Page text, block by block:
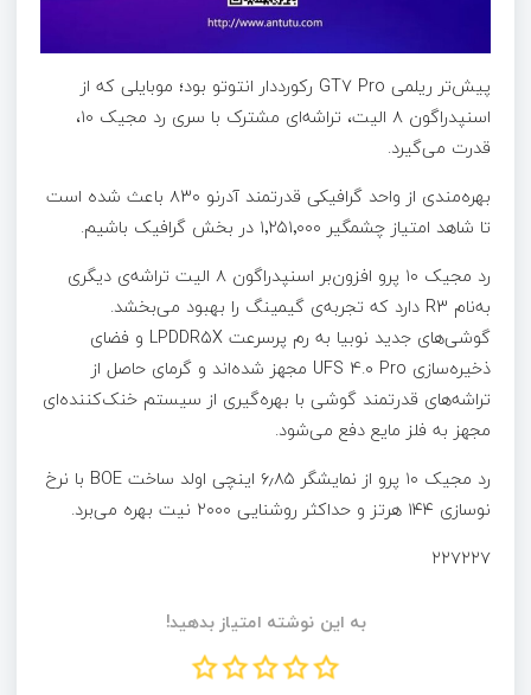
پیش‌تر ریلمی GT7 Pro رکورددار انتوتو بود؛ موبایلی که از
اسنپدراگون ۸ الیت، تراشه‌ای مشترک با سری رد مجیک ۱۰،
قدرت می‌گیرد.
بهره‌مندی از واحد گرافیکی قدرتمند آدرنو ۸۳۰ باعث شده است
تا شاهد امتیاز چشمگیر ۱٬۲۵۱٬۰۰۰ در بخش گرافیک باشیم.
رد مجیک ۱۰ پرو افزون‌بر اسنپدراگون ۸ الیت تراشه‌ی دیگری
به‌نام R3 دارد که تجربه‌ی گیمینگ را بهبود می‌بخشد.
گوشی‌های جدید نوبیا به رم پرسرعت LPDDR5X و فضای
ذخیره‌سازی UFS 4.0 Pro مجهز شده‌اند و گرمای حاصل از
تراشه‌های قدرتمند گوشی با بهره‌گیری از سیستم خنک‌کننده‌ای
مجهز به فلز مایع دفع می‌شود.
رد مجیک ۱۰ پرو از نمایشگر ۶٫۸۵ اینچی اولد ساخت BOE با نرخ
نوسازی ۱۴۴ هرتز و حداکثر روشنایی ۲۰۰۰ نیت بهره می‌برد.
۲۲۷۲۲۷
به این نوشته امتیاز بدهید!